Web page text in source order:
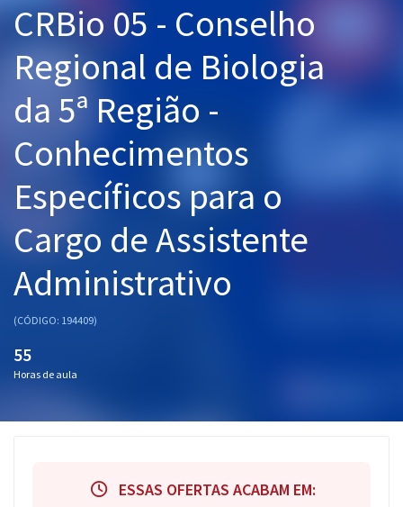
Cursos 20% OFF
Pós
Graduação
OAB
Questões grátis
CRBio 05 - Conselho
Regional de Biologia
da 5ª Região -
Conhecimentos
Específicos para o
Cargo de Assistente
Administrativo
(CÓDIGO: 194409)
55
Horas de aula
ESSAS OFERTAS ACABAM EM: